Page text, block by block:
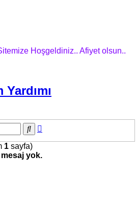
Hoşgeldiniz.. Afiyet olsun..
Ara
1 sayfa)
yok.